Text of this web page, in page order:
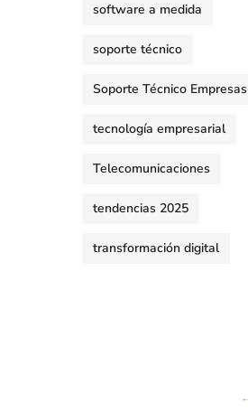
software a medida
soporte técnico
Soporte Técnico Empresas
tecnología empresarial
Telecomunicaciones
tendencias 2025
transformación digital